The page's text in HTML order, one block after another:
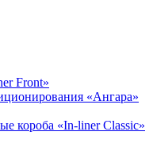
Front»
«Ангара»
короба «In-liner Classic»